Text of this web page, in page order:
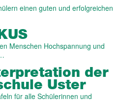
einen guten und erfolgreichen
Menschen Hochspannung und
der
Uster
für alle Schülerinnen und